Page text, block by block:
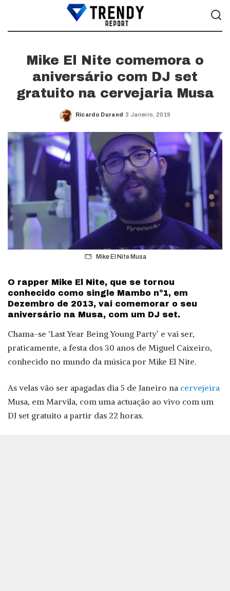
Mike El Nite comemora o
aniversário com DJ set
gratuito na cervejaria Musa
Posted
Ricardo Durand 3 Janeiro, 2019
Mike El Nite Musa
O rapper Mike El Nite, que se tornou
conhecido como single Mambo nº1, em
Dezembro de 2013, vai comemorar o seu
aniversário na Musa, com um DJ set.
Chama-se ‘Last Year Being Young Party’ e vai ser,
praticamente, a festa dos 30 anos de Miguel Caixeiro,
conhecido no mundo da música por Mike El Nite.
As velas vão ser apagadas dia 5 de Janeiro na cervejeira
Musa, em Marvila, com uma actuação ao vivo com um
DJ set gratuito a partir das 22 horas.